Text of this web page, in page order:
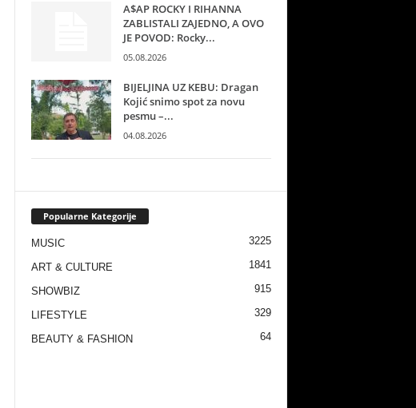
A$AP ROCKY I RIHANNA
ZABLISTALI ZAJEDNO, A OVO
JE POVOD: Rocky...
05.08.2026
BIJELJINA UZ KEBU: Dragan
Kojić snimo spot za novu
pesmu –...
04.08.2026
Popularne Kategorije
MUSIC 3225
ART & CULTURE 1841
SHOWBIZ 915
LIFESTYLE 329
BEAUTY & FASHION 64